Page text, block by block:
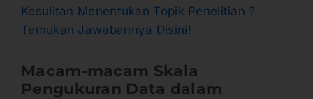
Kesulitan Menentukan Topik Penelitian ?
Temukan Jawabannya Disini!
Macam-macam Skala
Pengukuran Data dalam